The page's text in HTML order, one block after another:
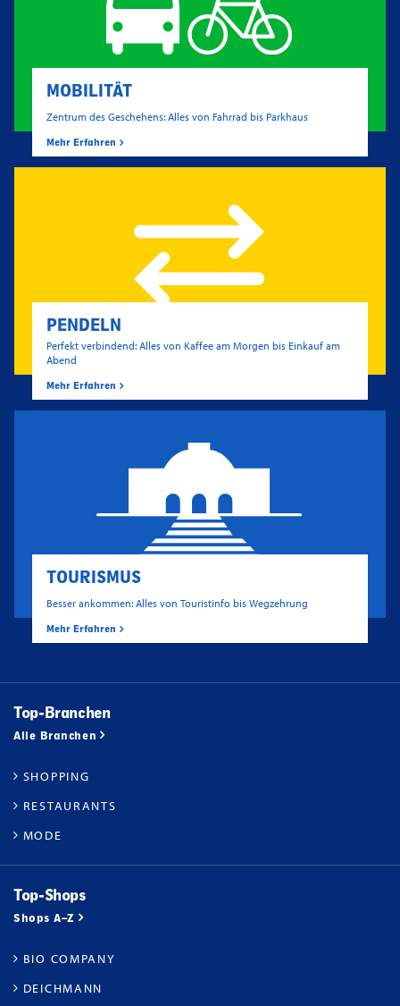
MOBILITÄT
Zentrum des Geschehens: Alles von Fahrrad bis Parkhaus
Mehr Erfahren
PENDELN
Perfekt verbindend: Alles von Kaffee am Morgen bis Einkauf am
Abend
Mehr Erfahren
TOURISMUS
Besser ankommen: Alles von Touristinfo bis Wegzehrung
Mehr Erfahren
Top-Branchen
Alle Branchen
SHOPPING
RESTAURANTS
MODE
Top-Shops
Shops A–Z
BIO COMPANY
DEICHMANN